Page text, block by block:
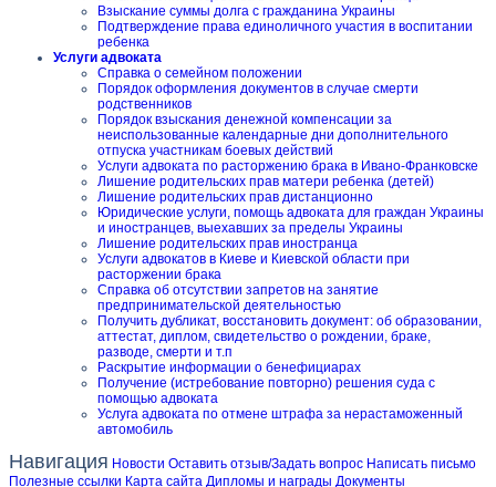
Взыскание суммы долга с гражданина Украины
Подтверждение права единоличного участия в воспитании
ребенка
Услуги адвоката
Справка о семейном положении
Порядок оформления документов в случае смерти
родственников
Порядок взыскания денежной компенсации за
неиспользованные календарные дни дополнительного
отпуска участникам боевых действий
Услуги адвоката по расторжению брака в Ивано-Франковске
Лишение родительских прав матери ребенка (детей)
Лишение родительских прав дистанционно
Юридические услуги, помощь адвоката для граждан Украины
и иностранцев, выехавших за пределы Украины
Лишение родительских прав иностранца
Услуги адвокатов в Киеве и Киевской области при
расторжении брака
Справка об отсутствии запретов на занятие
предпринимательской деятельностью
Получить дубликат, восстановить документ: об образовании,
аттестат, диплом, свидетельство о рождении, браке,
разводе, смерти и т.п
Раскрытие информации о бенефициарах
Получение (истребование повторно) решения суда с
помощью адвоката
Услуга адвоката по отмене штрафа за нерастаможенный
автомобиль
Навигация Новости Оставить отзыв/Задать вопрос Написать письмо
Полезные ссылки Карта сайта Дипломы и награды Документы